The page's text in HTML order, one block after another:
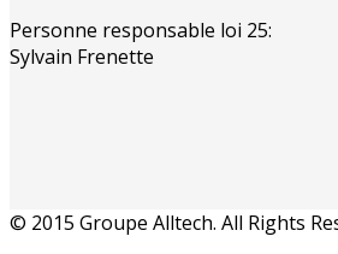
Personne responsable loi 25:
Sylvain Frenette
© 2015 Groupe Alltech. All Rights